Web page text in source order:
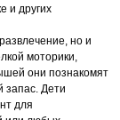
и других
но и
моторики,
они познакомят
запас. Дети
для